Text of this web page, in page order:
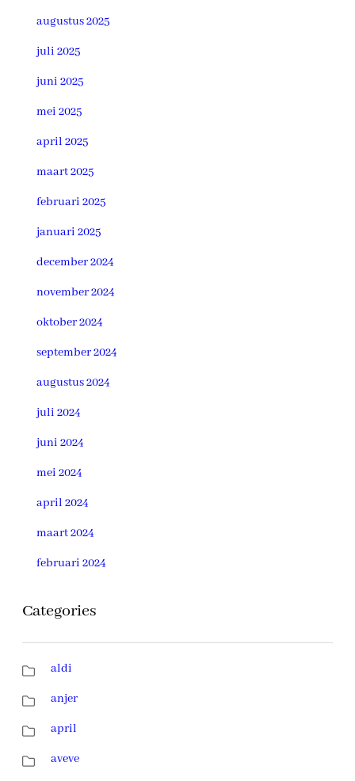
augustus 2025
juli 2025
juni 2025
mei 2025
april 2025
maart 2025
februari 2025
januari 2025
december 2024
november 2024
oktober 2024
september 2024
augustus 2024
juli 2024
juni 2024
mei 2024
april 2024
maart 2024
februari 2024
Categories
aldi
anjer
april
aveve